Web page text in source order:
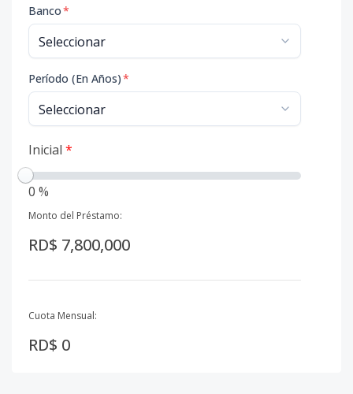
Banco*
Período (En Años)*
Inicial *
0 %
Monto del Préstamo:
RD$ 7,800,000
Cuota Mensual:
RD$ 0